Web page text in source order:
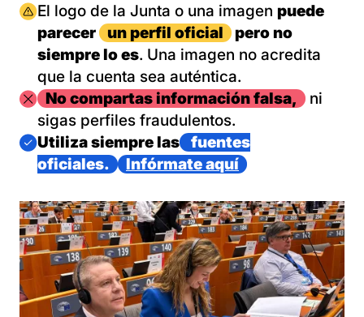
Imagen
El logo de la Junta o una imagen puede
parecer
un perfil oficial
pero no
siempre lo es. Una imagen no acredita
que la cuenta sea auténtica.
ImagenNo compartas información falsa,
ni
sigas perfiles fraudulentos.
Imagen
Utiliza siempre las
fuentes
oficiales.
Infórmate aquí